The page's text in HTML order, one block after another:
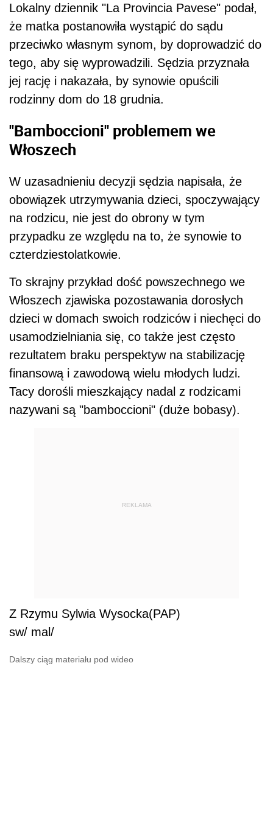
Lokalny dziennik "La Provincia Pavese" podał,
że matka postanowiła wystąpić do sądu
przeciwko własnym synom, by doprowadzić do
tego, aby się wyprowadzili. Sędzia przyznała
jej rację i nakazała, by synowie opuścili
rodzinny dom do 18 grudnia.
"Bamboccioni" problemem we
Włoszech
W uzasadnieniu decyzji sędzia napisała, że
obowiązek utrzymywania dzieci, spoczywający
na rodzicu, nie jest do obrony w tym
przypadku ze względu na to, że synowie to
czterdziestolatkowie.
To skrajny przykład dość powszechnego we
Włoszech zjawiska pozostawania dorosłych
dzieci w domach swoich rodziców i niechęci do
usamodzielniania się, co także jest często
rezultatem braku perspektyw na stabilizację
finansową i zawodową wielu młodych ludzi.
Tacy dorośli mieszkający nadal z rodzicami
nazywani są "bamboccioni" (duże bobasy).
REKLAMA
Z Rzymu Sylwia Wysocka(PAP)
sw/ mal/
Dalszy ciąg materiału pod wideo